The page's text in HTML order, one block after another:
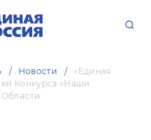
Новости
«Единая
Конкурса «Наши